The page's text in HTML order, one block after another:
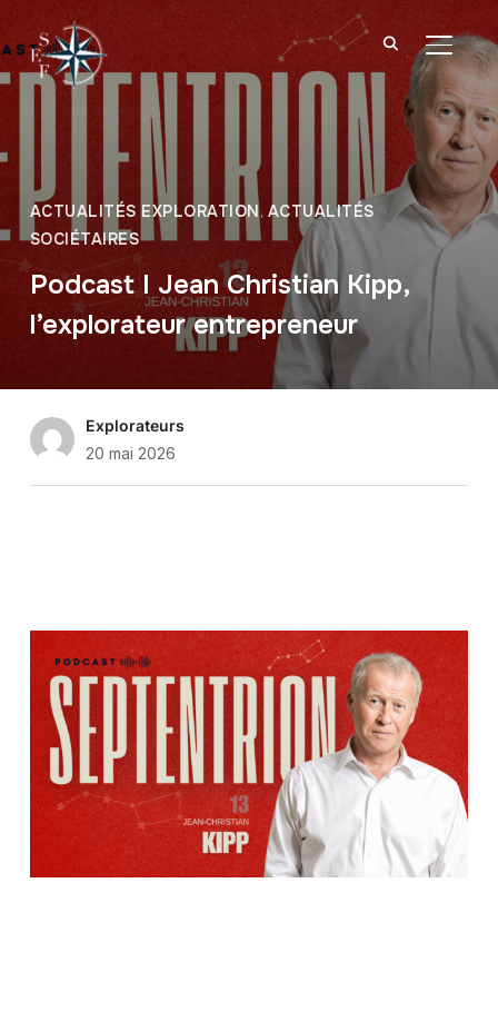
ACTUALITÉS EXPLORATION, ACTUALITÉS
SOCIÉTAIRES
Podcast I Jean Christian Kipp,
l’explorateur entrepreneur
Explorateurs
20 mai 2026